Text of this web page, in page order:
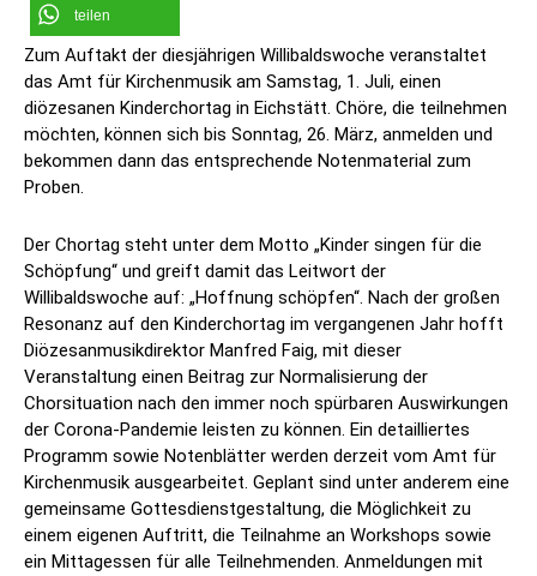
teilen
Zum Auftakt der diesjährigen Willibaldswoche veranstaltet
das Amt für Kirchenmusik am Samstag, 1. Juli, einen
diözesanen Kinderchortag in Eichstätt. Chöre, die teilnehmen
möchten, können sich bis Sonntag, 26. März, anmelden und
bekommen dann das entsprechende Notenmaterial zum
Proben.
Der Chortag steht unter dem Motto „Kinder singen für die
Schöpfung“ und greift damit das Leitwort der
Willibaldswoche auf: „Hoffnung schöpfen“. Nach der großen
Resonanz auf den Kinderchortag im vergangenen Jahr hofft
Diözesanmusikdirektor Manfred Faig, mit dieser
Veranstaltung einen Beitrag zur Normalisierung der
Chorsituation nach den immer noch spürbaren Auswirkungen
der Corona-Pandemie leisten zu können. Ein detailliertes
Programm sowie Notenblätter werden derzeit vom Amt für
Kirchenmusik ausgearbeitet. Geplant sind unter anderem eine
gemeinsame Gottesdienstgestaltung, die Möglichkeit zu
einem eigenen Auftritt, die Teilnahme an Workshops sowie
ein Mittagessen für alle Teilnehmenden. Anmeldungen mit